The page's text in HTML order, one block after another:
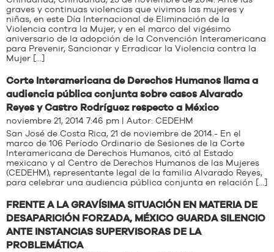
graves y continuas violencias que vivimos las mujeres y
niñas, en este Día Internacional de Eliminación de la
Violencia contra la Mujer, y en el marco del vigésimo
aniversario de la adopción de la Convención Interamericana
para Prevenir, Sancionar y Erradicar la Violencia contra la
Mujer […]
Corte Interamericana de Derechos Humanos llama a
audiencia pública conjunta sobre casos Alvarado
Reyes y Castro Rodríguez respecto a México
noviembre 21, 2014 7:46 pm | Autor: CEDEHM
San José de Costa Rica, 21 de noviembre de 2014.- En el
marco de 106 Período Ordinario de Sesiones de la Corte
Interamericana de Derechos Humanos, citó al Estado
mexicano y al Centro de Derechos Humanos de las Mujeres
(CEDEHM), representante legal de la familia Alvarado Reyes,
para celebrar una audiencia pública conjunta en relación […]
FRENTE A LA GRAVÍSIMA SITUACIÓN EN MATERIA DE
DESAPARICIÓN FORZADA, MÉXICO GUARDA SILENCIO
ANTE INSTANCIAS SUPERVISORAS DE LA
PROBLEMÁTICA